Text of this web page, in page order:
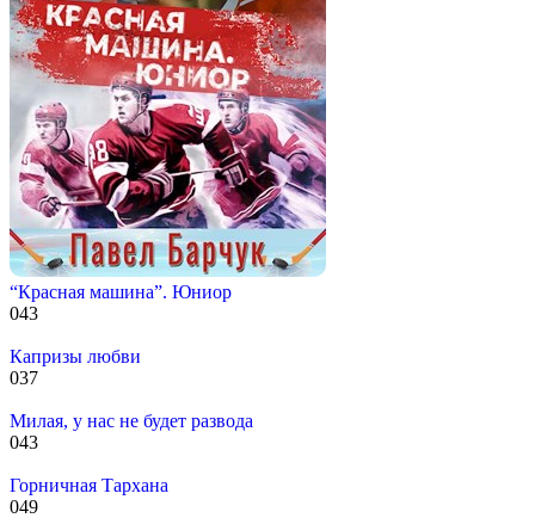
“Красная машина”. Юниор
043
Капризы любви
037
Милая, у нас не будет развода
043
Горничная Тархана
049